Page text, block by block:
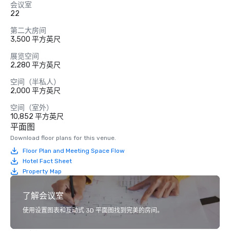
会议室
22
第二大房间
3,500 平方英尺
展览空间
2,280 平方英尺
空间（半私人）
2,000 平方英尺
空间（室外）
10,852 平方英尺
平面图
Download floor plans for this venue.
Floor Plan and Meeting Space Flow
Hotel Fact Sheet
Property Map
了解会议室
使用设置图表和互动式 3D 平面图找到完美的房间。